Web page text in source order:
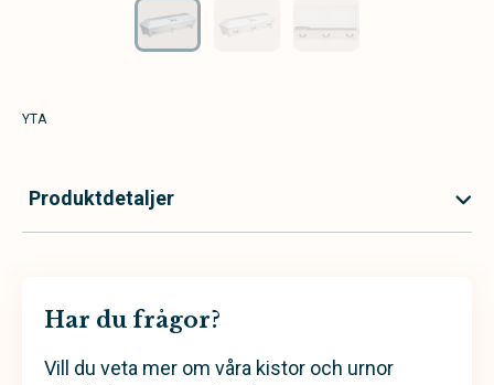
YTA
Produktdetaljer
Har du frågor?
Vill du veta mer om våra kistor och urnor